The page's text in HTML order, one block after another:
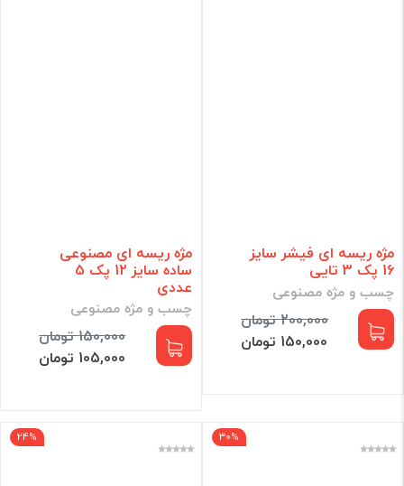
مژه ریسه ای فیشر سایز
16 پک 3 تایی
چسب و مژه مصنوعی
200,000 تومان
150,000 تومان
مژه ریسه ای مصنوعی
ساده سایز 12 پک 5
عددی
چسب و مژه مصنوعی
150,000 تومان
105,000 تومان
30%
24%